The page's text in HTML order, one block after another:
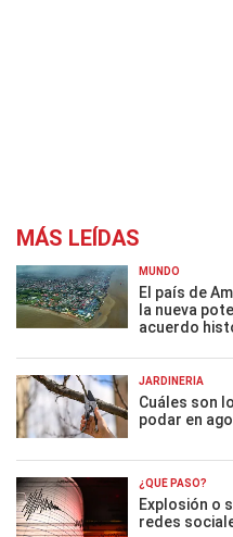
MÁS LEÍDAS
MUNDO
El país de
la nueva
acuerdo
JARDINERÍA
Cuáles son
podar en
¿QUÉ PASÓ?
Explosión o
redes